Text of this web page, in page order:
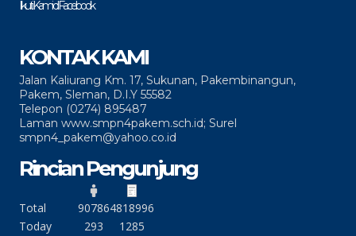
Ikuti Kami di Facebook
KONTAK KAMI
Jalan Kaliurang Km. 17, Sukunan, Pakembinangun,
Pakem, Sleman, D.I.Y 55582
Telepon (0274) 895487
Laman www.smpn4pakem.sch.id; Surel
smpn4_pakem@yahoo.co.id
Rincian Pengunjung
Total 907864818996
Today
293
1285